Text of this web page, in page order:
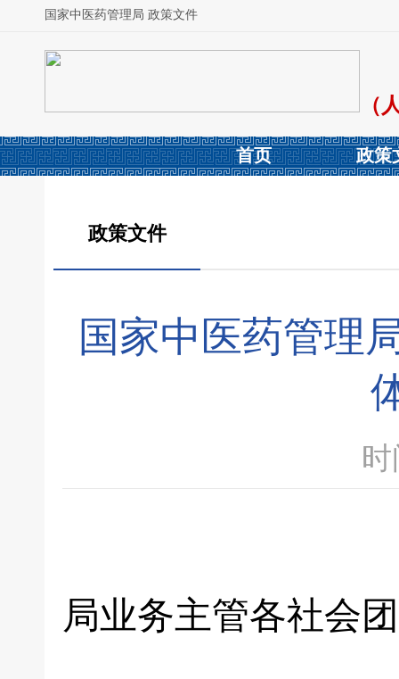
国家中医药管理局 政策文件
（
首页 政策
政策文件
国家中医药管理
局业务主管各社会